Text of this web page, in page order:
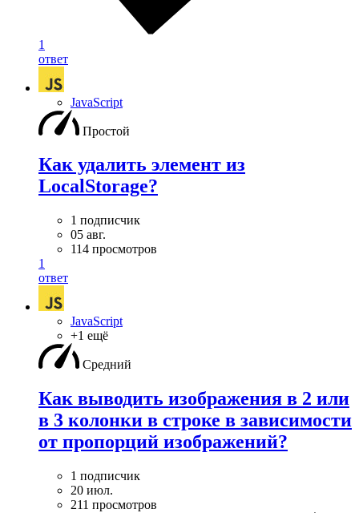
1
ответ
JavaScript
Простой
Как удалить элемент из
LocalStorage?
1 подписчик
05 авг.
114 просмотров
1
ответ
JavaScript
+1 ещё
Средний
Как выводить изображения в 2 или
в 3 колонки в строке в зависимости
от пропорций изображений?
1 подписчик
20 июл.
211 просмотров